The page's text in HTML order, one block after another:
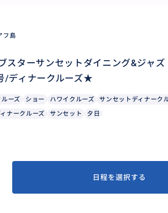
フ島
スターサンセットダイニング&ジャ
/ディナークルーズ★
ーズ ショー ハワイクルーズ サンセットディナーク
ィナークルーズ サンセット 夕日
日程を選択する